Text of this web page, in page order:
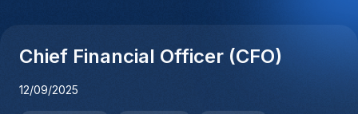
Chief Financial Officer (CFO)
12/09/2025